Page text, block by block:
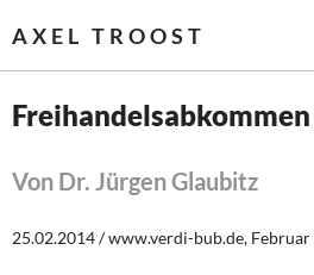
AXEL TROOST
Von Dr. Jürgen Glaubitz
25.02.2014 / www.verdi-bub.de,